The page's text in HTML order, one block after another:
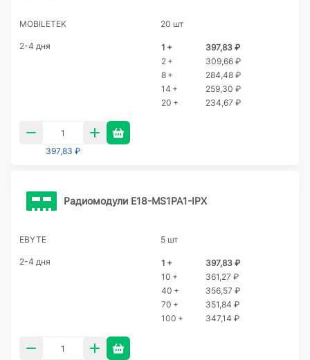
MOBILETEK 20 шт
2-4 дня 1 +
397,83 ₽
2 +
309,66 ₽
8 +
284,48 ₽
14 +
259,30 ₽
20 +
234,67 ₽
397,83 ₽
Радиомодули E18-MS1PA1-IPX
EBYTE 5 шт
2-4 дня 1 +
397,83 ₽
10 +
361,27 ₽
40 +
356,57 ₽
70 +
351,84 ₽
100 +
347,14 ₽